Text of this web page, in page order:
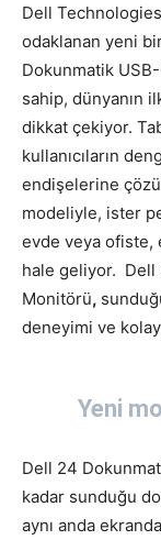
Dell
odaklanan yeni
Dokunmatik
sahip, dünyanın
dikkat çekiyor.
kullanıcıların
endişelerine
modeliyle, ister
evde veya ofiste,
hale geliyor. Dell
Monitörü,
deneyimi ve
Yeni
Dell 24
kadar sunduğu
aynı anda